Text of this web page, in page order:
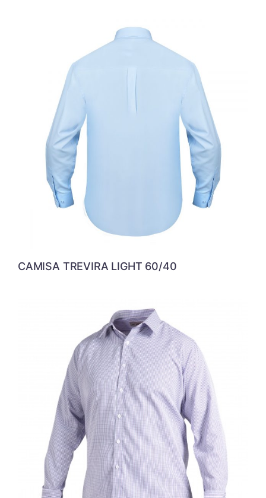
CAMISA TREVIRA LIGHT 60/40